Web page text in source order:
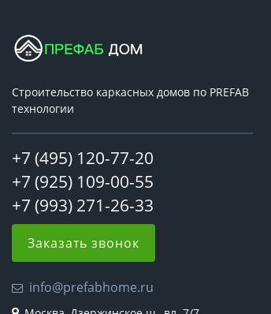
Строительство каркасных домов по PREFAB
технологии
+7 (495) 120-77-20
+7 (925) 109-00-55
+7 (993) 271-26-33
Заказать звонок
info@prefabhome.ru